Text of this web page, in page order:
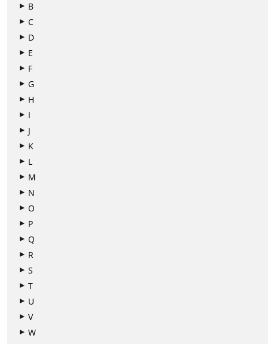
B
C
D
E
F
G
H
I
J
K
L
M
N
O
P
Q
R
S
T
U
V
W